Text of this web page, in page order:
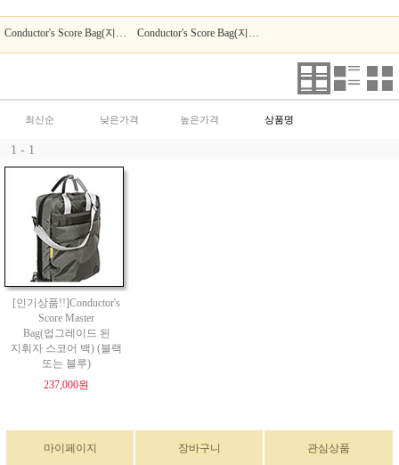
Deluxe
최신순 낮은가격 높은가격 상품명
1 - 1
[인기상품!!]Conductor's
Score Master
Bag(업그레이드 된
지휘자 스코어 백) (블랙
또는 블루)
237,000원
마이페이지 장바구니 관심상품